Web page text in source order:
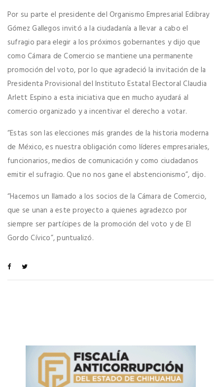
Por su parte el presidente del Organismo Empresarial Edibray
Gómez Gallegos invitó a la ciudadanía a llevar a cabo el
sufragio para elegir a los próximos gobernantes y dijo que
como Cámara de Comercio se mantiene una permanente
promoción del voto, por lo que agradeció la invitación de la
Presidenta Provisional del Instituto Estatal Electoral Claudia
Arlett Espino a esta iniciativa que en mucho ayudará al
comercio organizado y a incentivar el derecho a votar.
“Estas son las elecciones más grandes de la historia moderna
de México, es nuestra obligación como líderes empresariales,
funcionarios, medios de comunicación y como ciudadanos
emitir el sufragio. Que no nos gane el abstencionismo”, dijo.
“Hacemos un llamado a los socios de la Cámara de Comercio,
que se unan a este proyecto a quienes agradezco por
siempre ser partícipes de la promoción del voto y de El
Gordo Cívico”, puntualizó.